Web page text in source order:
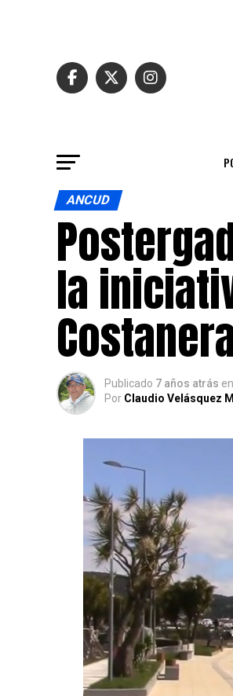
ANCUD
la
Publicado 7 años atrás en
Por Claudio Velásquez